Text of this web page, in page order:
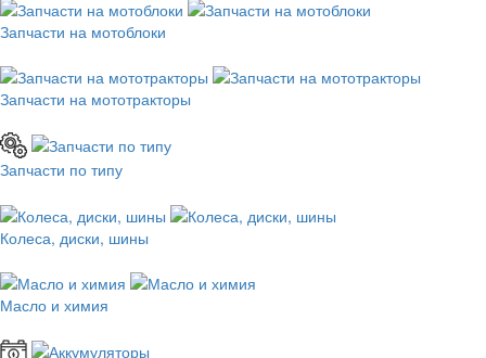
Запчасти на мотоблоки
Запчасти на мототракторы
Запчасти по типу
Колеса, диски, шины
Масло и химия